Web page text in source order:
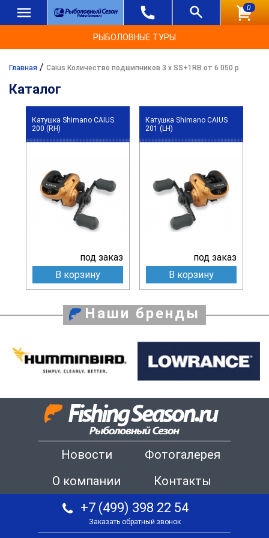
0
РЫБОЛОВНЫЕ ТУРЫ
Главная / Caius Количество подшипников 3 x SS+1RB от 6 050 р.
Каталог
Катушка Shimano CAIUS
200 (RH)
под заказ
В корзину
Катушка Shimano CAIUS
201 (LH)
под заказ
В корзину
Наши бренды
Новости
Фотогалерея
О компании
Контакты
+7 (499) 398 22 54
Заказать обратный звонок